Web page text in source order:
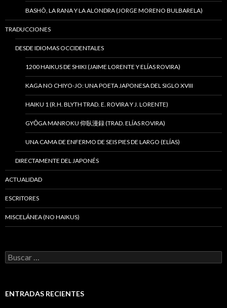
BASHÔ, LA RANA Y LA ALONDRA (JORGE MORENO BULBARELA)
TRADUCCIONES
DESDE IDIOMAS OCCIDENTALES
1200 HAIKUS DE SHIKI (JAIME LORENTE Y ELÍAS ROVIRA)
KAGA NO CHIYO-JO: UNA POETA JAPONESA DEL SIGLO XVIII
HAIKU 1 (R.H. BLYTH TRAD. E. ROVIRA Y J. LORENTE)
GYŌGA MANROKU 仰臥漫録 (TRAD. ELÍAS ROVIRA)
UNA CAMA DE ENFERMO DE SEIS PIES DE LARGO (ELÍAS)
DIRECTAMENTE DEL JAPONÉS
ACTUALIDAD
ESCRITORES
MISCELÁNEA (NO HAIKUS)
B
u
a
ENTRADAS RECIENTES